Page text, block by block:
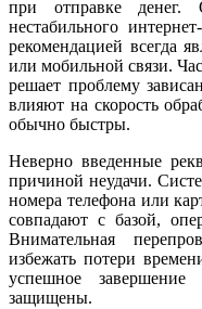
при отправке денег.
нестабильного
рекомендацией всегда
или мобильной связи.
решает проблему
влияют на скорость
обычно быстры.
Неверно введенные
причиной неудачи.
номера телефона или
совпадают с базой,
Внимательная
избежать потери
успешное
защищены.